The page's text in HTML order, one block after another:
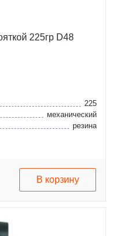
225гр D48
225
механический
резина
В корзину